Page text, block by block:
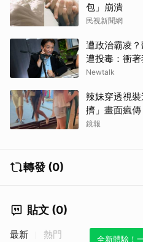
包」崩潰
民視新聞網
遭政治霸凌
遭投毒：衝
Newtalk
辣妹穿透視
擠」畫面瘋
讚
鏡報
轉發 (0)
貼文 (0)
全新體驗！
最新 熱門